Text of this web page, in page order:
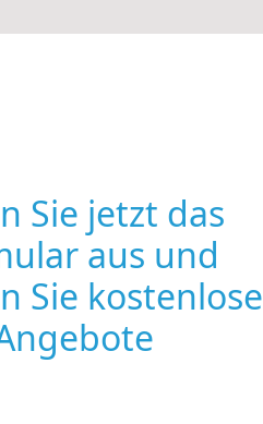
Sie jetzt das
aus und
Sie kostenlose